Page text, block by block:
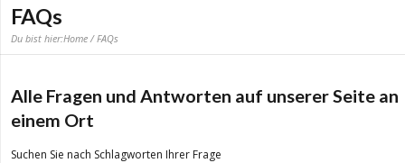
FAQs
Du bist hier:Home/ FAQs
Alle Fragen und Antworten auf unserer Seite an
einem Ort
Suchen Sie nach Schlagworten Ihrer Frage